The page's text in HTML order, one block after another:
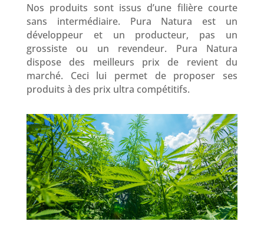
Nos produits sont issus d’une filière courte
sans intermédiaire. Pura Natura est un
développeur et un producteur, pas un
grossiste ou un revendeur. Pura Natura
dispose des meilleurs prix de revient du
marché. Ceci lui permet de proposer ses
produits à des prix ultra compétitifs.